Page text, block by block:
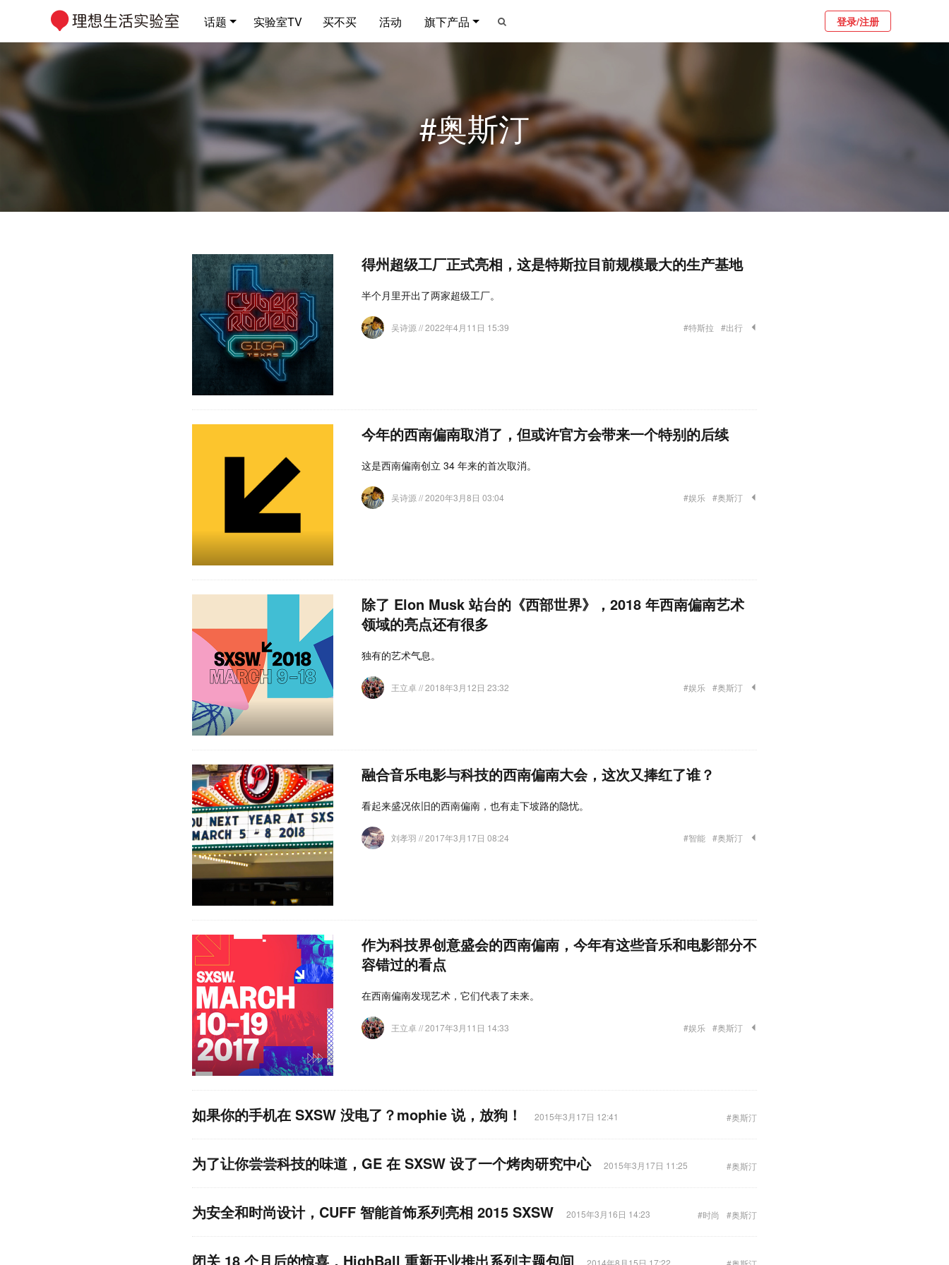
话题 实验室TV 买不买 活动 旗下产品 登录/注册
#奥斯汀
得州超级工厂正式亮相，这是特斯拉目前规模最大的生产基地
半个月里开出了两家超级工厂。
吴诗源 // 2022年4月11日 15:39 #特斯拉 #出行
今年的西南偏南取消了，但或许官方会带来一个特别的后续
这是西南偏南创立 34 年来的首次取消。
吴诗源 // 2020年3月8日 03:04 #娱乐 #奥斯汀
除了 Elon Musk 站台的《西部世界》，2018 年西南偏南艺术
领域的亮点还有很多
独有的艺术气息。
王立卓 // 2018年3月12日 23:32 #娱乐 #奥斯汀
融合音乐电影与科技的西南偏南大会，这次又捧红了谁？
看起来盛况依旧的西南偏南，也有走下坡路的隐忧。
刘孝羽 // 2017年3月17日 08:24 #智能 #奥斯汀
作为科技界创意盛会的西南偏南，今年有这些音乐和电影部分不
容错过的看点
在西南偏南发现艺术，它们代表了未来。
王立卓 // 2017年3月11日 14:33 #娱乐 #奥斯汀
如果你的手机在 SXSW 没电了？mophie 说，放狗！ 2015年3月17日 12:41 #奥斯汀
为了让你尝尝科技的味道，GE 在 SXSW 设了一个烤肉研究中心 2015年3月17日 11:25 #奥斯汀
为安全和时尚设计，CUFF 智能首饰系列亮相 2015 SXSW 2015年3月16日 14:23 #时尚 #奥斯汀
闭关 18 个月后的惊喜，HighBall 重新开业推出系列主题包间 2014年8月15日 17:22